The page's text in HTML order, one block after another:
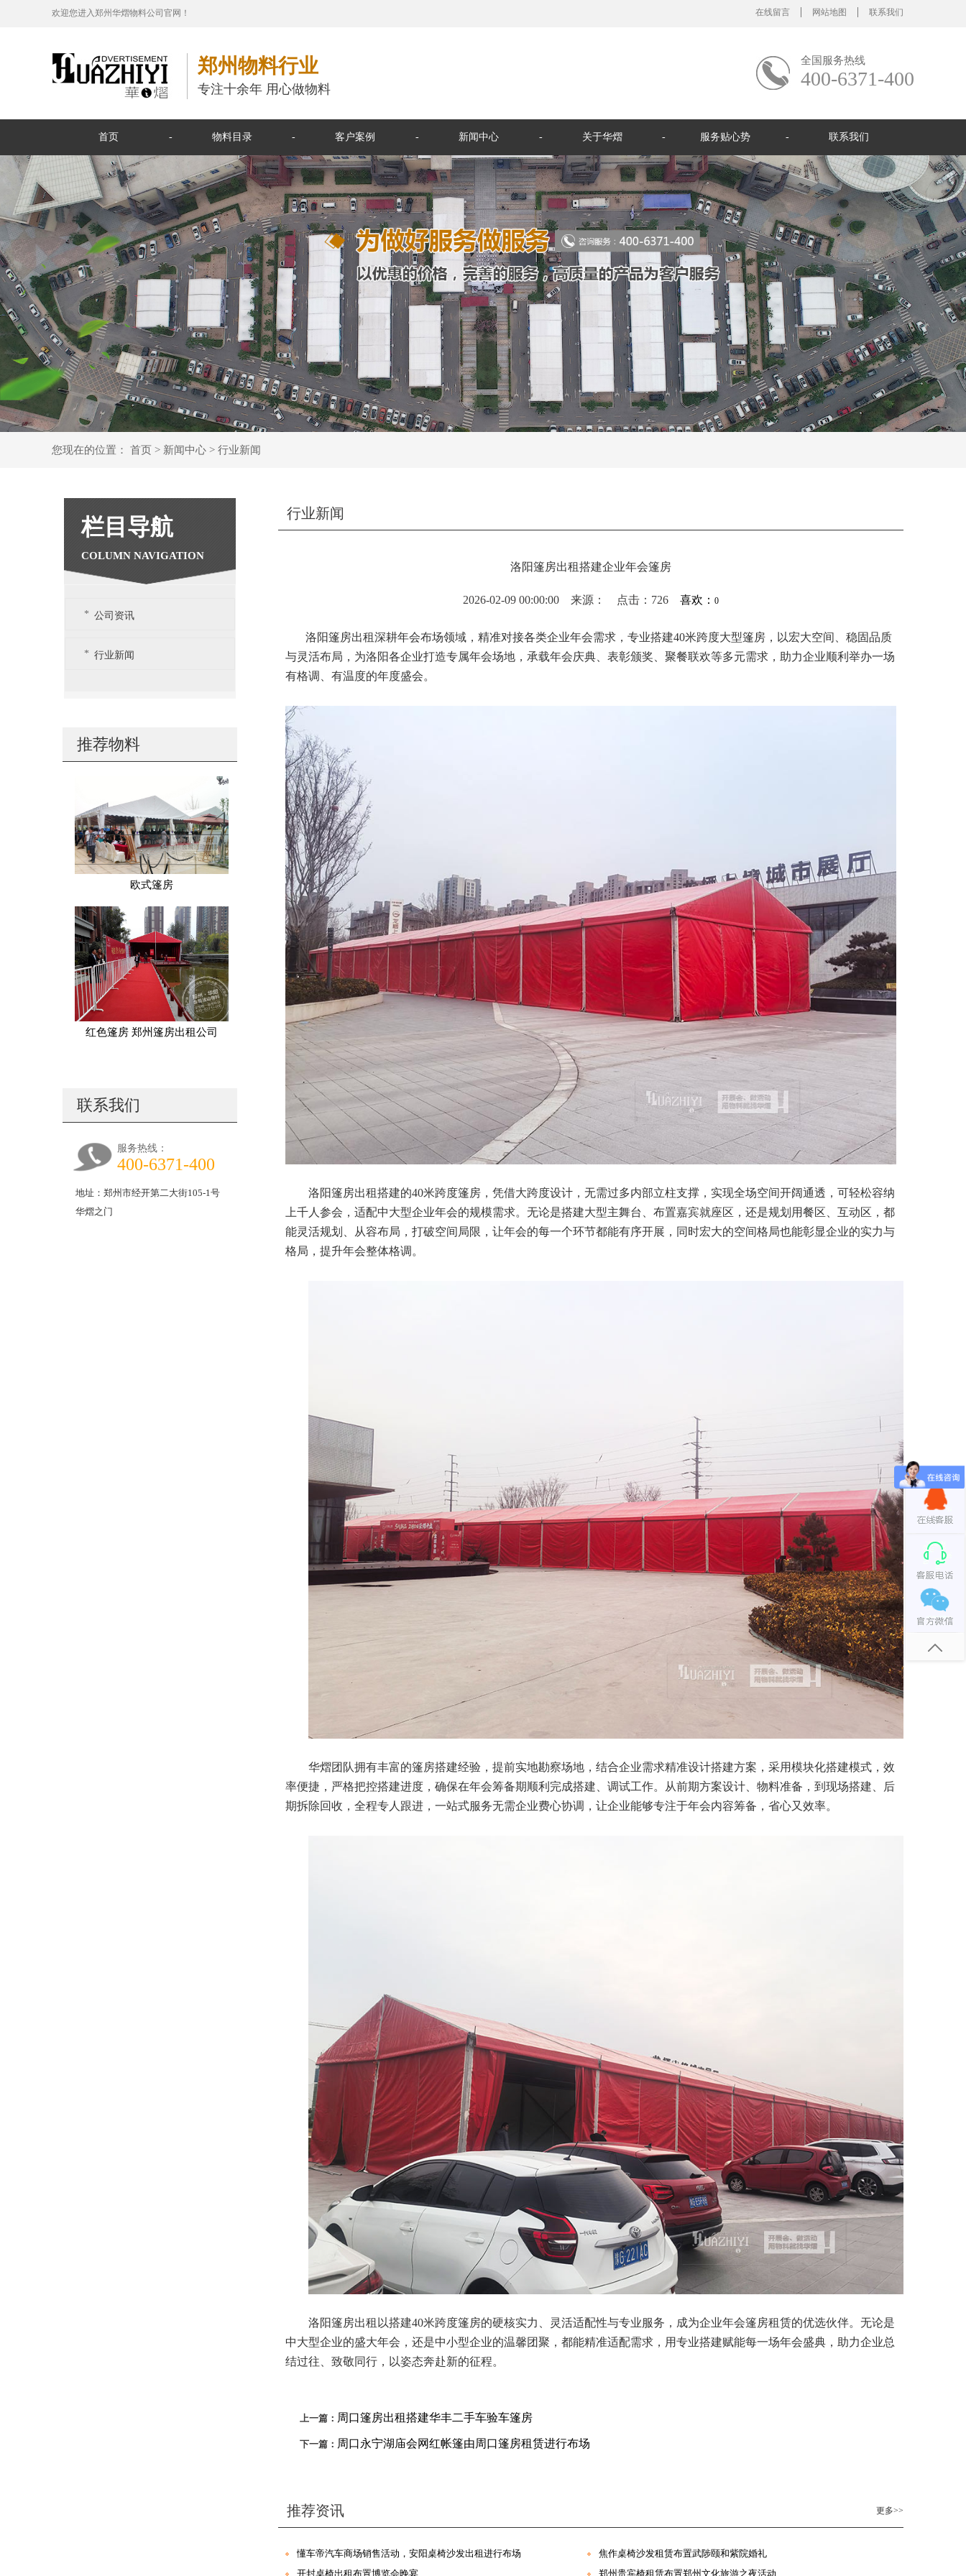
欢迎您进入郑州华熠物料公司官网！ 在线留言 网站地图 联系我们
郑州物料行业
专注十余年 用心做物料
全国服务热线
400-6371-400
首页 物料目录 客户案例 新闻中心 关于华熠 服务贴心势 联系我们
您现在的位置： 首页 > 新闻中心 > 行业新闻
栏目导航
公司资讯
行业新闻
推荐物料
欧式篷房
红色篷房 郑州篷房出租公司
联系我们
服务热线：
400-6371-400
地址：郑州市经开第二大街105-1号
华熠之门
行业新闻
洛阳篷房出租搭建企业年会篷房
2026-02-09 00:00:00 来源： 点击：726 喜欢： 0
洛阳篷房出租深耕年会布场领域，精准对接各类企业年会需求，专业搭建40米跨度大型篷房，以宏大空间、稳固品质
与灵活布局，为洛阳各企业打造专属年会场地，承载年会庆典、表彰颁奖、聚餐联欢等多元需求，助力企业顺利举办一场
有格调、有温度的年度盛会。
洛阳篷房出租搭建的40米跨度篷房，凭借大跨度设计，无需过多内部立柱支撑，实现全场空间开阔通透，可轻松容纳
上千人参会，适配中大型企业年会的规模需求。无论是搭建大型主舞台、布置嘉宾就座区，还是规划用餐区、互动区，都
能灵活规划、从容布局，打破空间局限，让年会的每一个环节都能有序开展，同时宏大的空间格局也能彰显企业的实力与
格局，提升年会整体格调。
华熠团队拥有丰富的篷房搭建经验，提前实地勘察场地，结合企业需求精准设计搭建方案，采用模块化搭建模式，效
率便捷，严格把控搭建进度，确保在年会筹备期顺利完成搭建、调试工作。从前期方案设计、物料准备，到现场搭建、后
期拆除回收，全程专人跟进，一站式服务无需企业费心协调，让企业能够专注于年会内容筹备，省心又效率。
洛阳篷房出租以搭建40米跨度篷房的硬核实力、灵活适配性与专业服务，成为企业年会篷房租赁的优选伙伴。无论是
中大型企业的盛大年会，还是中小型企业的温馨团聚，都能精准适配需求，用专业搭建赋能每一场年会盛典，助力企业总
结过往、致敬同行，以姿态奔赴新的征程。
上一篇： 周口篷房出租搭建华丰二手车验车篷房
下一篇： 周口永宁湖庙会网红帐篷由周口篷房租赁进行布场
推荐资讯 更多>>
懂车帝汽车商场销售活动，安阳桌椅沙发出租进行布场
焦作桌椅沙发租赁布置武陟颐和紫院婚礼
开封桌椅出租布置博览会晚宴
郑州贵宾椅租赁布置郑州文化旅游之夜活动